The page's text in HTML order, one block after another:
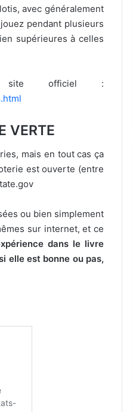
avec généralement
pendant plusieurs
supérieures à celles
officiel :
VERTE
mais en tout cas ça
est ouverte (entre
ou bien simplement
sur internet, et ce
dans le livre
elle est bonne ou pas,